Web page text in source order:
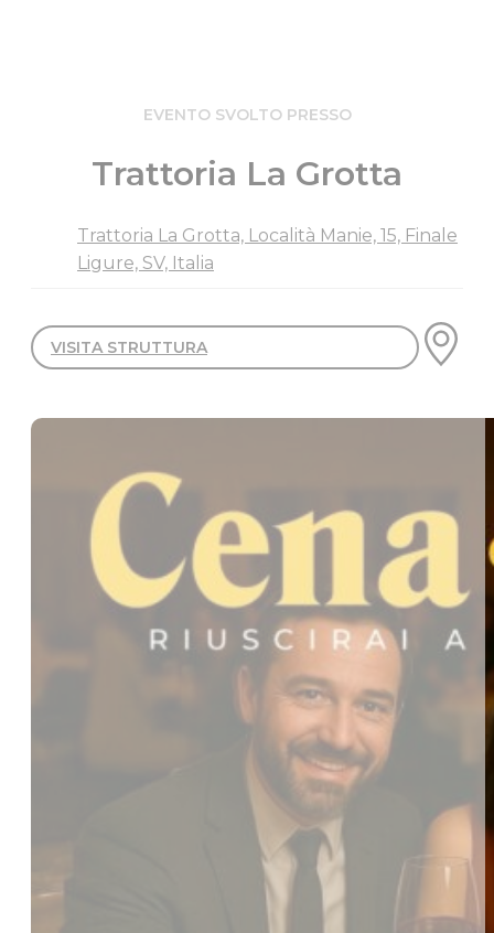
EVENTO SVOLTO PRESSO
Trattoria La Grotta
Trattoria La Grotta, Località Manie, 15, Finale
Ligure, SV, Italia
VISITA STRUTTURA